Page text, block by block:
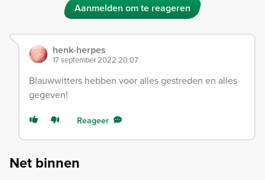
Aanmelden om te reageren
henk-herpes
17 september 2022 20:07
Blauwwitters hebben voor alles gestreden en alles
gegeven!
Reageer
Net binnen